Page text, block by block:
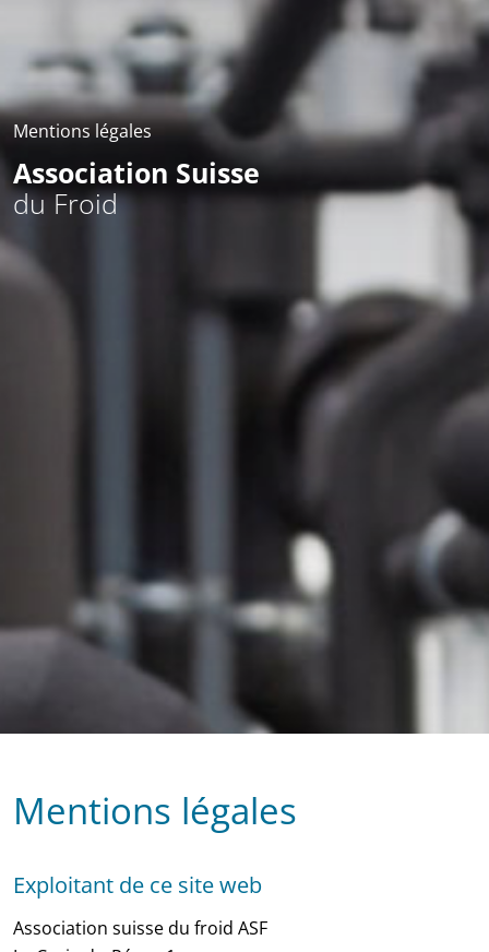
Mentions légales
Association Suisse
du Froid
Mentions légales
Exploitant de ce site web
Association suisse du froid ASF